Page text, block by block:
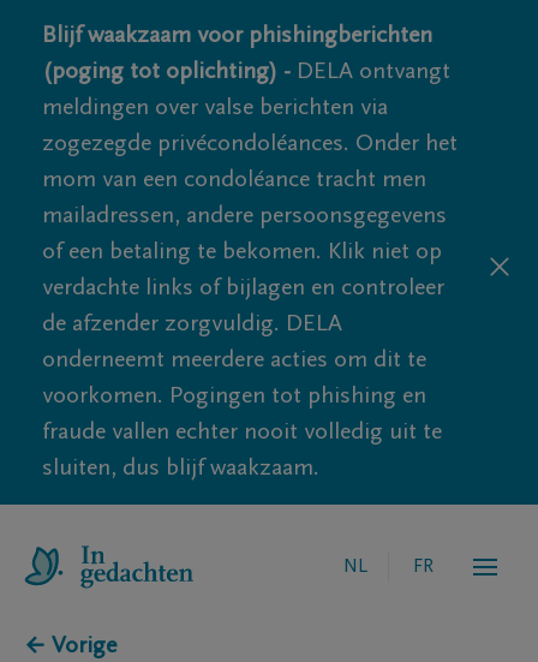
Blijf waakzaam voor phishingberichten
(poging tot oplichting) - DELA ontvangt
meldingen over valse berichten via
zogezegde privécondoléances. Onder het
mom van een condoléance tracht men
mailadressen, andere persoonsgegevens
of een betaling te bekomen. Klik niet op
verdachte links of bijlagen en controleer
de afzender zorgvuldig. DELA
onderneemt meerdere acties om dit te
voorkomen. Pogingen tot phishing en
fraude vallen echter nooit volledig uit te
sluiten, dus blijf waakzaam.
NL FR
← Vorige